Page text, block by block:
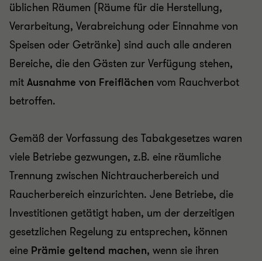
üblichen Räumen (Räume für die Herstellung,
Verarbeitung, Verabreichung oder Einnahme von
Speisen oder Getränke) sind auch alle anderen
Bereiche, die den Gästen zur Verfügung stehen,
mit Ausnahme von Freiflächen vom Rauchverbot
betroffen.
Gemäß der Vorfassung des Tabakgesetzes waren
viele Betriebe gezwungen, z.B. eine räumliche
Trennung zwischen Nichtraucherbereich und
Raucherbereich einzurichten. Jene Betriebe, die
Investitionen getätigt haben, um der derzeitigen
gesetzlichen Regelung zu entsprechen, können
eine Prämie geltend machen, wenn sie ihren